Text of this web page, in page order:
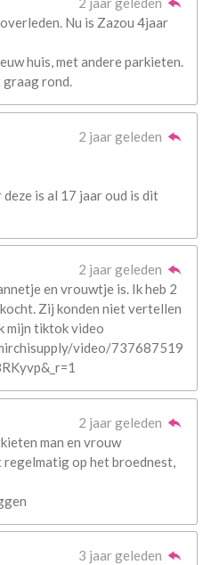
Nu is Zazou 4jaar
huis, met andere parkieten.
graag rond.
2 jaar geleden
is al 17 jaar oud is dit
2 jaar geleden
en vrouwtje is. Ik heb 2
Zij konden niet vertellen
mijn tiktok video
video/737687519
2 jaar geleden
man en vrouw
op het broednest,
3 jaar geleden